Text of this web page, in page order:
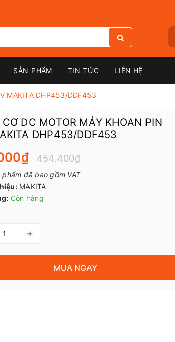
SẢN PHẨM TIN TỨC LIÊN HỆ
MAKITA DHP453/DDF453
DC MOTOR MÁY KHOAN PIN
DHP453/DDF453
454.400₫
phẩm đã bao gồm VAT
MAKITA
Còn hàng
+
MUA NGAY